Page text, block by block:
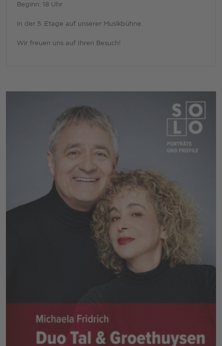
Beginn: 18 Uhr
in der 5. Etage auf unserer Musikbühne.
Wir freuen uns auf Ihren Besuch!